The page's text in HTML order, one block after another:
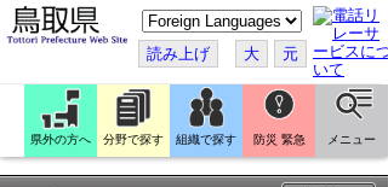
こ
の
ペ
ー
ジ
翻
訳
す
る
読み上げ 大 元
県外の方へ 分野で探す 組織で探す 防災 緊急 メニュー